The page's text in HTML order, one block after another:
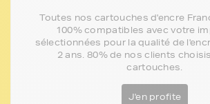
Toutes nos cartouches d'encre
100% compatibles avec votre
sélectionnées pour la qualité de
2 ans. 80% de nos clients
cartouches.
J'en profite